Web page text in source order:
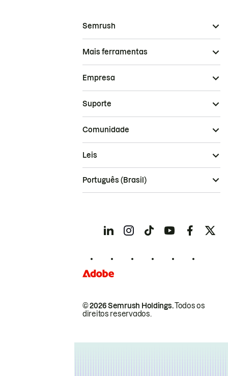
Semrush
Mais ferramentas
Empresa
Suporte
Comunidade
© 2026 Semrush Holdings.Todos os
direitos reservados.
Leis
Português (Brasil)